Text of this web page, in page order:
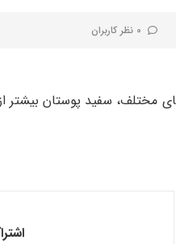
0 نظر کاربران
مختلف، سفید پوستان بیش­تر